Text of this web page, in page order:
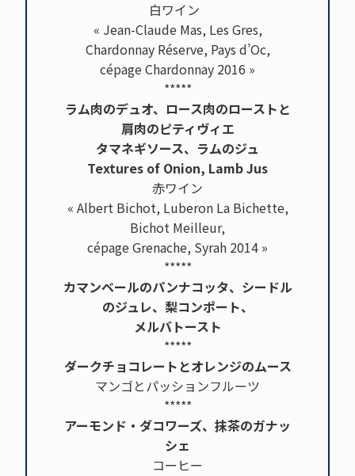
白ワイン
« Jean-Claude Mas, Les Gres,
Chardonnay Réserve, Pays d’Oc,
cépage Chardonnay 2016 »
*****
ラム肉のデュオ、ロース肉のローストと
肩肉のピティヴィエ
タマネギソース、ラムのジュ
Textures of Onion, Lamb Jus
赤ワイン
« Albert Bichot, Luberon La Bichette,
Bichot Meilleur,
cépage Grenache, Syrah 2014 »
*****
カマンベールのパンナコッタ、シードル
のジュレ、梨コンポート、
メルバトースト
*****
ダークチョコレートとオレンジのムース
マンゴとパッションフルーツ
*****
アーモンド・ダコワーズ、抹茶のガナッ
シェ
コーヒー